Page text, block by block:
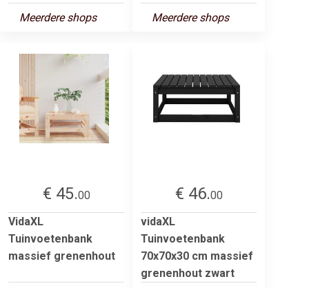
Meerdere shops
Meerdere shops
€ 45.00
VidaXL
Tuinvoetenbank
massief grenenhout
€ 46.00
vidaXL
Tuinvoetenbank
70x70x30 cm massief
grenenhout zwart